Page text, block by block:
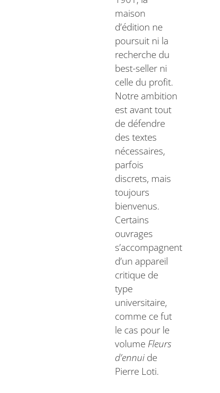
maison
d’édition ne
poursuit ni la
recherche du
best-seller ni
celle du profit.
Notre ambition
est avant tout
de défendre
des textes
nécessaires,
parfois
discrets, mais
toujours
bienvenus.
Certains
ouvrages
s’accompagnent
d’un appareil
critique de
type
universitaire,
comme ce fut
le cas pour le
volume Fleurs
d’ennuide
Pierre Loti.